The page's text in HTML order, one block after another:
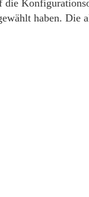
die
haben.